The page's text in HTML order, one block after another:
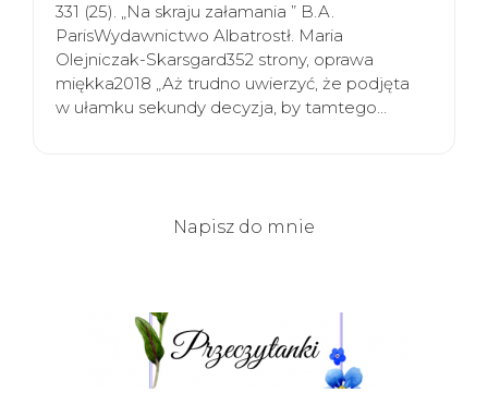
331 (25). „Na skraju załamania ” B.A.
ParisWydawnictwo Albatrostł. Maria
Olejniczak-Skarsgard352 strony, oprawa
miękka2018 „Aż trudno uwierzyć, że podjęta
w ułamku sekundy decyzja, by tamtego…
Napisz do mnie